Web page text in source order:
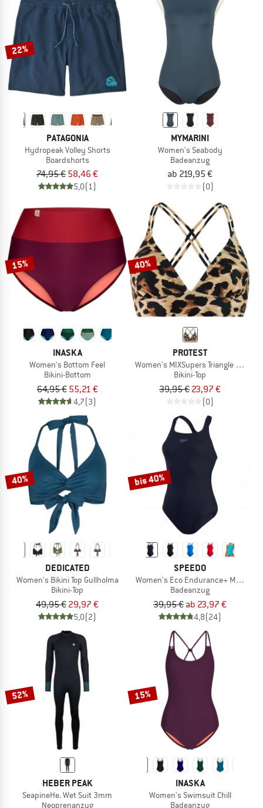
22%
PATAGONIA
Hydropeak Volley Shorts
Boardshorts
74,95 € 58,46 €
5,0(1)
MYMARINI
Women's Seabody
Badeanzug
ab 219,95 €
(0)
15%
INASKA
Women's Bottom Feel
Bikini-Bottom
64,95 € 55,21 €
4,7(3)
40%
PROTEST
Women's MIXSupers Triangle Bikini
Bikini-Top
39,95 € 23,97 €
(0)
40%
DEDICATED
Women's Bikini Top Gullholma
Bikini-Top
49,95 € 29,97 €
5,0(2)
bis 40%
SPEEDO
Women's Eco Endurance+ Medalist
Badeanzug
39,95 € ab 23,97 €
4,8(24)
52%
HEBER PEAK
SeapineHe. Wet Suit 3mm
Neoprenanzug
15%
INASKA
Women's Swimsuit Chill
Badeanzug